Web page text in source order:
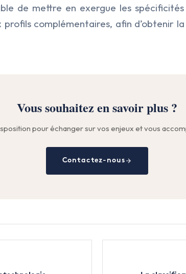
de mettre en exergue les
complémentaires, afin d’obtenir
Vous souhaitez en savoir plus ?
pour échanger sur vos enjeux et vous
Contactez-nous